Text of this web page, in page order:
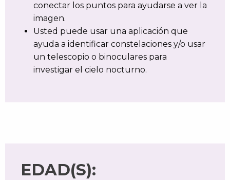
conectar los puntos para ayudarse a ver la
imagen.
Usted puede usar una aplicación que
ayuda a identificar constelaciones y/o usar
un telescopio o binoculares para
investigar el cielo nocturno.
EDAD(S):